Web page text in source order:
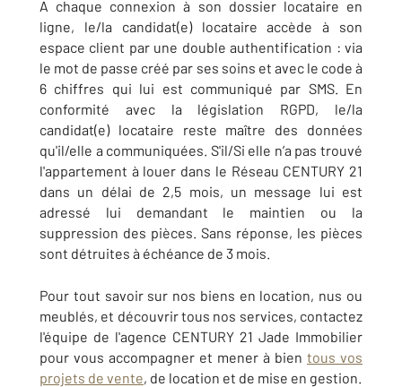
A chaque connexion à son dossier locataire en
ligne, le/la candidat(e) locataire accède à son
espace client par une double authentification : via
le mot de passe créé par ses soins et avec le code à
6 chiffres qui lui est communiqué par SMS. En
conformité avec la législation RGPD, le/la
candidat(e) locataire reste maître des données
qu'il/elle a communiquées. S'il/Si elle n’a pas trouvé
l'appartement à louer dans le Réseau CENTURY 21
dans un délai de 2,5 mois, un message lui est
adressé lui demandant le maintien ou la
suppression des pièces. Sans réponse, les pièces
sont détruites à échéance de 3 mois.
Pour tout savoir sur nos biens en location, nus ou
meublés, et découvrir tous nos services, contactez
l'équipe de l'agence CENTURY 21 Jade Immobilier
pour vous accompagner et mener à bien tous vos
projets de vente, de location et de mise en gestion.